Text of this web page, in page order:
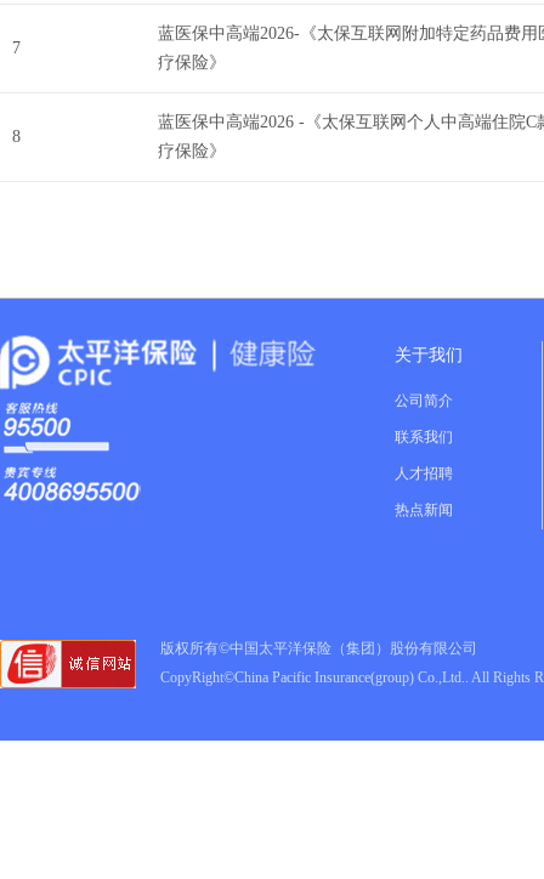
7
蓝医保中高端2026-《太保互联网附加特定药品费用
疗保险》
8
蓝医保中高端2026 -《太保互联网个人中高端住院C
疗保险》
关于我们
公司简介
联系我们
人才招聘
热点新闻
版权所有©中国太平洋保险（集团）股份有限公司
CopyRight©China Pacific Insurance(group) Co.,Ltd.. All Rights